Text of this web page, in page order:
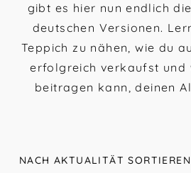
gibt es hier nun endlich
deutschen Versionen.
Teppich zu nähen, wie du
erfolgreich verkaufst und
beitragen kann, deinen